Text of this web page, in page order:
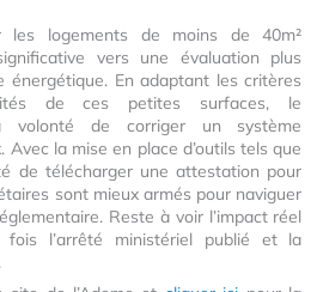
logements de moins de 40m²
vers une évaluation plus
énergétique. En adaptant les critères
de ces petites surfaces, le
volonté de corriger un système
Avec la mise en place d’outils tels que
de télécharger une attestation pour
sont mieux armés pour naviguer
Reste à voir l’impact réel
l’arrêté ministériel publié et la